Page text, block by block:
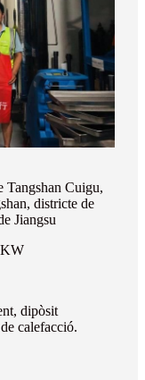
Tangshan Cuigu,
districte de
Jiangsu
dipòsit
calefacció.